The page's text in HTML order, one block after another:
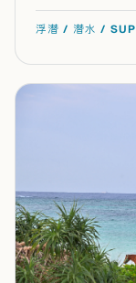
浮潛 / 潛水 / SUP